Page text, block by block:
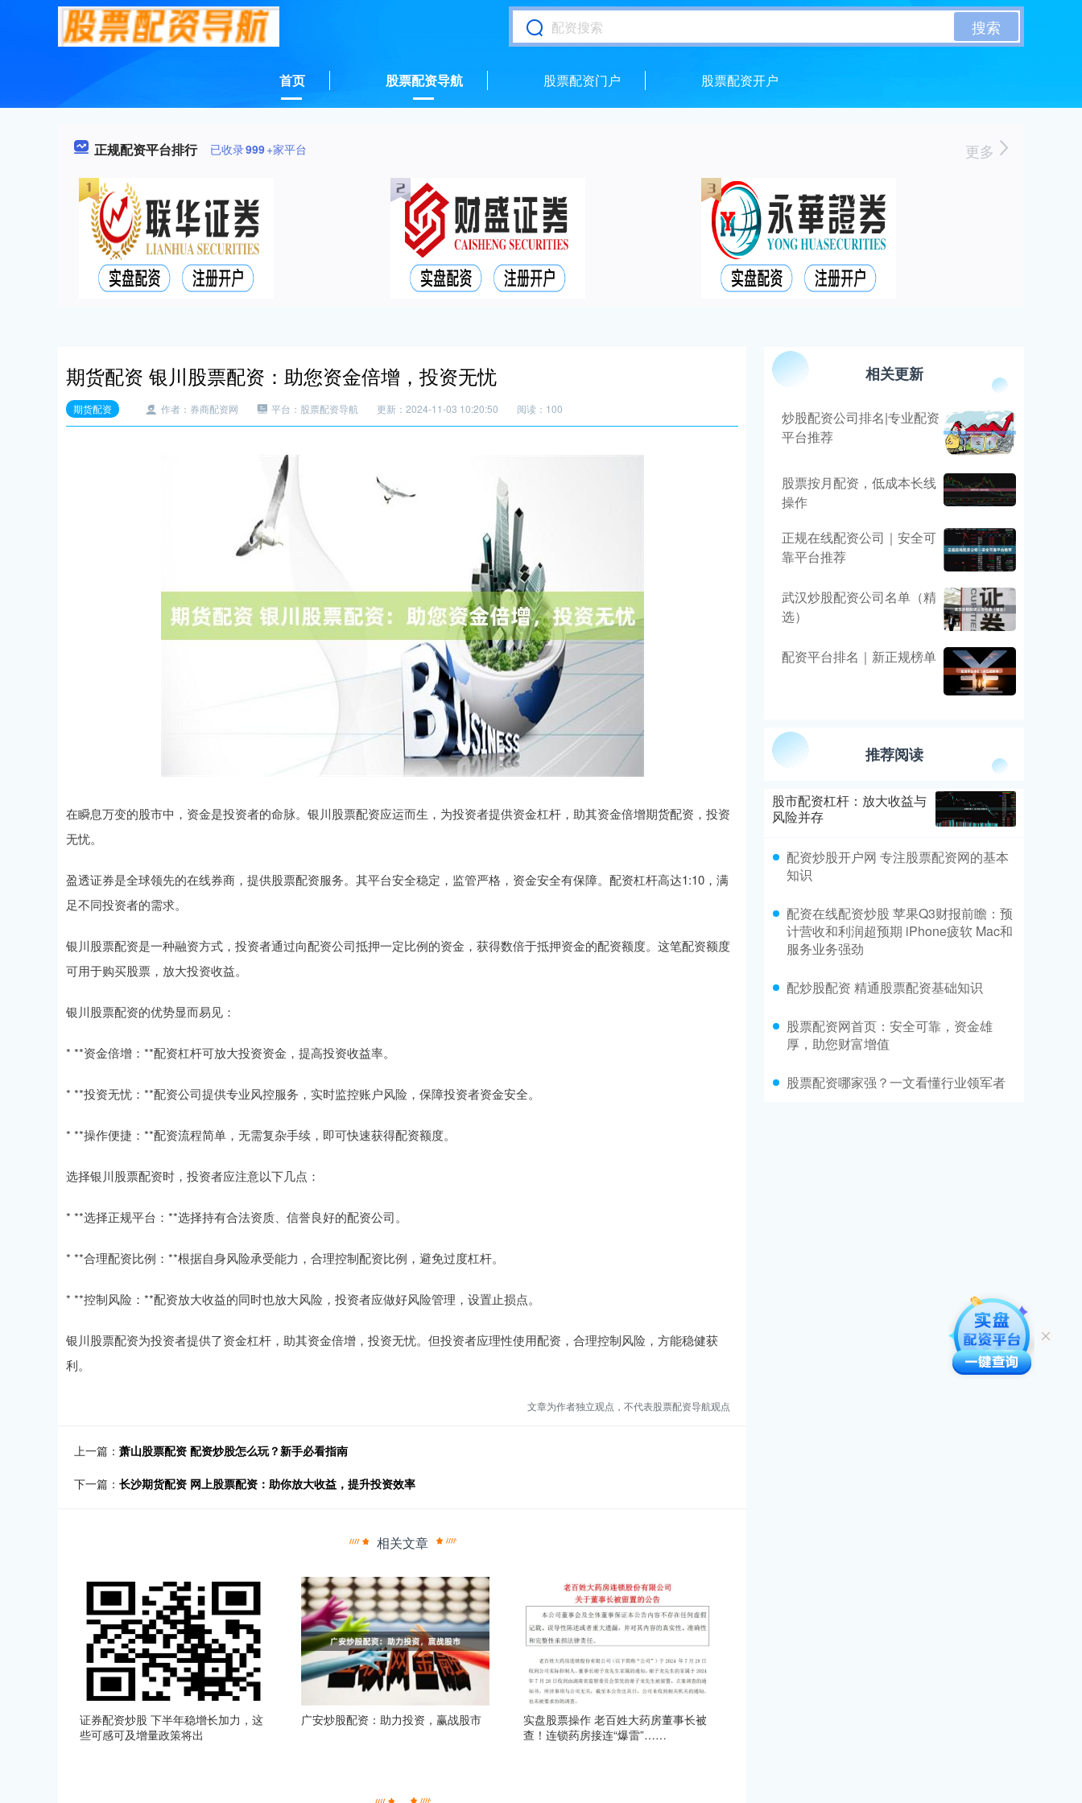
搜索
首页 股票配资导航 股票配资门户 股票配资开户
正规配资平台排行 已收录999+家平台 更多
期货配资 银川股票配资：助您资金倍增，投资无忧
期货配资 作者：券商配资网 平台：股票配资导航 更新：2024-11-03 10:20:50 阅读：100
在瞬息万变的股市中，资金是投资者的命脉。银川股票配资应运而生，为投资者提供资金杠杆，助其资金倍增期货配资，投资
无忧。
盈透证券是全球领先的在线券商，提供股票配资服务。其平台安全稳定，监管严格，资金安全有保障。配资杠杆高达1:10，满
足不同投资者的需求。
银川股票配资是一种融资方式，投资者通过向配资公司抵押一定比例的资金，获得数倍于抵押资金的配资额度。这笔配资额度
可用于购买股票，放大投资收益。
银川股票配资的优势显而易见：
* **资金倍增：**配资杠杆可放大投资资金，提高投资收益率。
* **投资无忧：**配资公司提供专业风控服务，实时监控账户风险，保障投资者资金安全。
* **操作便捷：**配资流程简单，无需复杂手续，即可快速获得配资额度。
选择银川股票配资时，投资者应注意以下几点：
* **选择正规平台：**选择持有合法资质、信誉良好的配资公司。
* **合理配资比例：**根据自身风险承受能力，合理控制配资比例，避免过度杠杆。
* **控制风险：**配资放大收益的同时也放大风险，投资者应做好风险管理，设置止损点。
银川股票配资为投资者提供了资金杠杆，助其资金倍增，投资无忧。但投资者应理性使用配资，合理控制风险，方能稳健获
利。
文章为作者独立观点，不代表股票配资导航观点
上一篇： 萧山股票配资 配资炒股怎么玩？新手必看指南
下一篇： 长沙期货配资 网上股票配资：助你放大收益，提升投资效率
相关文章
证券配资炒股 下半年稳增长加力，这
些可感可及增量政策将出
广安炒股配资：助力投资，赢战股市
实盘股票操作 老百姓大药房董事长被
查！连锁药房接连“爆雷”……
相关更新
炒股配资公司排名|专业配资
平台推荐
股票按月配资，低成本长线
操作
正规在线配资公司｜安全可
靠平台推荐
武汉炒股配资公司名单（精
选）
配资平台排名｜新正规榜单
推荐阅读
股市配资杠杆：放大收益与
风险并存
配资炒股开户网 专注股票配资网的基本
知识
配资在线配资炒股 苹果Q3财报前瞻：预
计营收和利润超预期 iPhone疲软 Mac和
服务业务强劲
配炒股配资 精通股票配资基础知识
股票配资网首页：安全可靠，资金雄
厚，助您财富增值
股票配资哪家强？一文看懂行业领军者